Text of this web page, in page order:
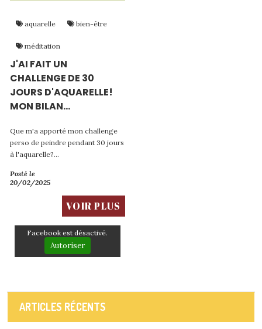
J'AI FAIT UN
CHALLENGE DE 30
JOURS D'AQUARELLE!
MON BILAN...
Que m'a apporté mon challenge
perso de peindre pendant 30 jours
à l'aquarelle?...
Posté le
20/02/2025
VOIR PLUS
aquarelle bien-être
méditation
Facebook est désactivé.
Autoriser
ARTICLES RÉCENTS